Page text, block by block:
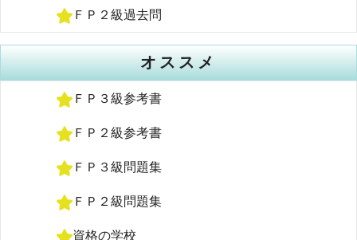
ＦＰ２級過去問
オススメ
ＦＰ３級参考書
ＦＰ２級参考書
ＦＰ３級問題集
ＦＰ２級問題集
資格の学校